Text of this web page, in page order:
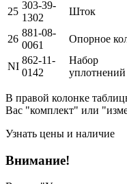
25
303-39-
1302
Шток
26
881-08-
0061
Опорное
NI
862-11-
0142
Набор
уплотнений
В правой колонке
Вас "комплект" или
Узнать цены и наличие
Внимание!